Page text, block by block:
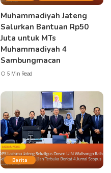
Muhammadiyah Jateng
Salurkan Bantuan Rp50
Juta untuk MTs
Muhammadiyah 4
Sambungmacan
5 Min Read
Berita